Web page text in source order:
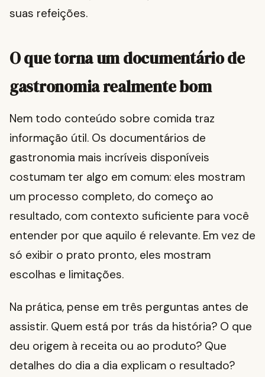
suas refeições.
O que torna um documentário de
gastronomia realmente bom
Nem todo conteúdo sobre comida traz
informação útil. Os documentários de
gastronomia mais incríveis disponíveis
costumam ter algo em comum: eles mostram
um processo completo, do começo ao
resultado, com contexto suficiente para você
entender por que aquilo é relevante. Em vez de
só exibir o prato pronto, eles mostram
escolhas e limitações.
Na prática, pense em três perguntas antes de
assistir. Quem está por trás da história? O que
deu origem à receita ou ao produto? Que
detalhes do dia a dia explicam o resultado?